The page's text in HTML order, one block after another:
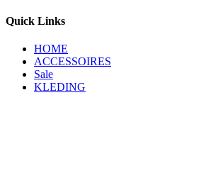
Quick Links
HOME
ACCESSOIRES
Sale
KLEDING